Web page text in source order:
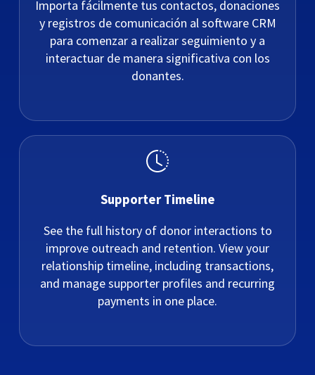
Importa fácilmente tus contactos, donaciones
y registros de comunicación al software CRM
para comenzar a realizar seguimiento y a
interactuar de manera significativa con los
donantes.
Supporter Timeline
See the full history of donor interactions to
improve outreach and retention. View your
relationship timeline, including transactions,
and manage supporter profiles and recurring
payments in one place.